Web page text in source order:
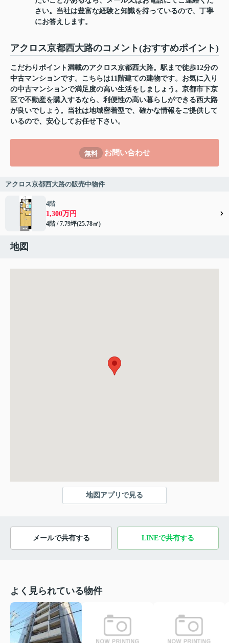
さい。当社は豊富な経験と知識を持っているので、丁寧
にお答えします。
アクロス京都西大路のコメント(おすすめポイント)
こだわりポイント満載のアクロス京都西大路。駅まで徒歩12分の
中古マンションです。こちらは11階建ての建物です。お気に入り
の中古マンションで満足度の高い生活をしましょう。京都市下京
区で不動産を購入するなら、利便性の高い暮らしができる西大路
が良いでしょう。当社は地域密着型で、確かな情報をご提供して
いるので、安心してお任せ下さい。
無料 お問い合わせ
アクロス京都西大路の販売中物件
4階
1,300万円
4階 / 7.79坪(25.78㎡)
地図
地図アプリで見る
メールで共有する LINEで共有する
よく見られている物件